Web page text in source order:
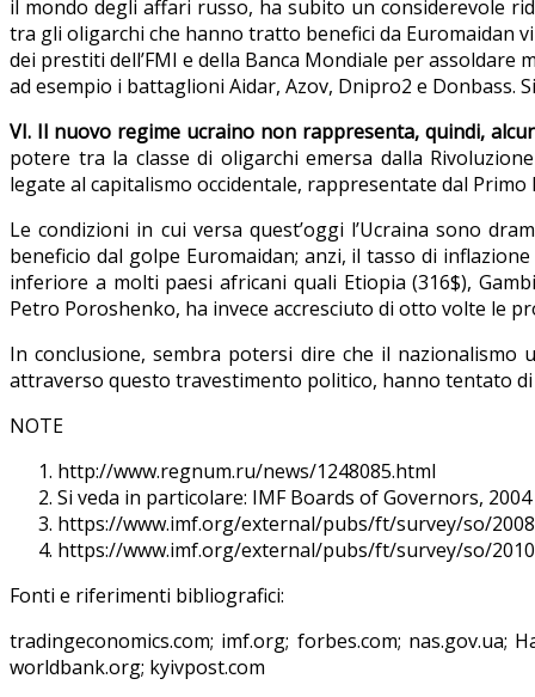
il mondo degli affari russo, ha subito un considerevole
tra gli oligarchi che hanno tratto benefici da Euromaidan
dei prestiti dell’FMI e della Banca Mondiale per
ad esempio i battaglioni Aidar, Azov, Dnipro2 e
VI. Il nuovo regime ucraino non rappresenta, quindi,
potere tra la classe di oligarchi emersa dalla
legate al capitalismo occidentale, rappresentate dal
Le condizioni in cui versa quest’oggi l’Ucraina sono
beneficio dal golpe Euromaidan; anzi, il tasso di
inferiore a molti paesi africani quali Etiopia (316$),
Petro Poroshenko, ha invece accresciuto di otto volte le
In conclusione, sembra potersi dire che il
attraverso questo travestimento politico, hanno tentato
NOTE
http://www.regnum.ru/news/1248085.html
Si veda in particolare: IMF Boards of Governors,
https://www.imf.org/external/pubs/ft/survey/so/
https://www.imf.org/external/pubs/ft/survey/so/
Fonti e riferimenti bibliografici:
tradingeconomics.com; imf.org; forbes.com; nas.gov.ua;
worldbank.org; kyivpost.com